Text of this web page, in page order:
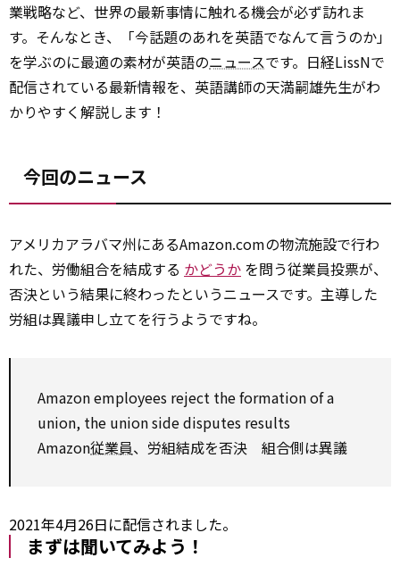
業戦略など、世界の最新事情に触れる機会が必ず訪れま
す。そんなとき、「今話題のあれを英語でなんて言うのか」
を学ぶのに最適の素材が英語のニュースです。日経LissNで
配信されている最新情報を、英語講師の天満嗣雄先生がわ
かりやすく解説します！
今回のニュース
アメリカアラバマ州にあるAmazon.comの物流施設で行わ
れた、労働組合を結成する かどうか を問う従業員投票が、
否決という結果に終わったというニュースです。主導した
労組は異議申し立てを行うようですね。
Amazon employees reject theformationof a
union, the union side disputes results
Amazon従業員、労組結成を否決 組合側は異議
2021年4月26日に配信されました。
まずは聞いてみよう！